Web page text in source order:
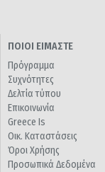
ΠΟΙΟΙ ΕΙΜΑΣΤΕ
Πρόγραμμα
Συχνότητες
Δελτία τύπου
Επικοινωνία
Greece Is
Οικ. Καταστάσεις
Όροι Χρήσης
Προσωπικά Δεδομένα